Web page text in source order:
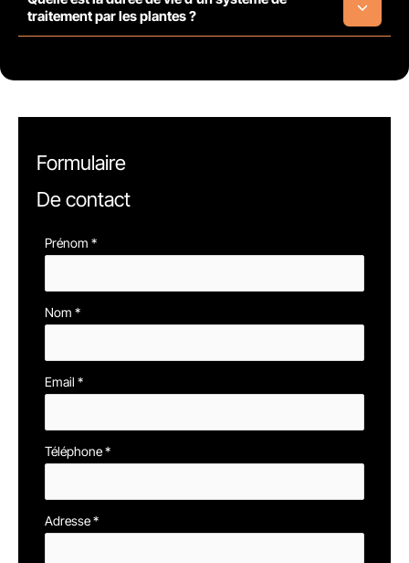
traitement par les plantes ?
Formulaire
De contact
Formulaire
avec
téléphone
Prénom *
Nom *
Email *
Téléphone*
Adresse*